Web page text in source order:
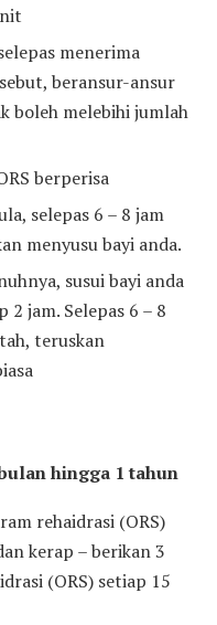
menerima
beransur-ansur
boleh melebihi jumlah
berperisa
selepas 6 – 8 jam
menyusu bayi anda.
susui bayi anda
2 jam. Selepas 6 – 8
teruskan
hingga 1 tahun
rehaidrasi (ORS)
kerap – berikan 3
(ORS) setiap 15